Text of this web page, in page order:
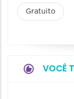
Gratuito
VOCÊ